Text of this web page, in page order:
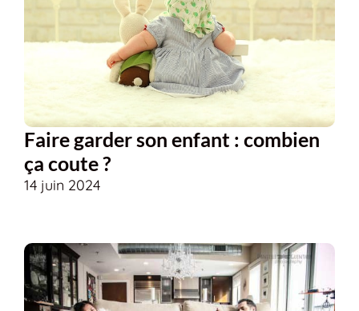
Faire garder son enfant : combien
ça coute ?
14 juin 2024